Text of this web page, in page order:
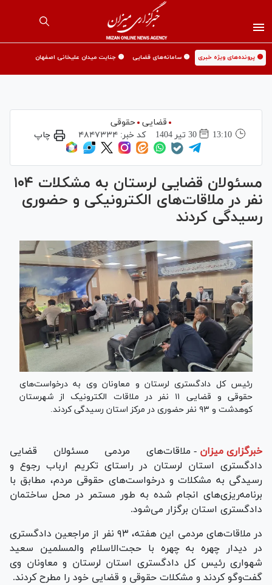
🟡 پرونده‌های ویژه خبری 🟡 سامانه‌های قضایی 🟡 جنایت میدان علیخانی اصفهان
قضایی حقوقی
13:10
30 تير 1404 کد خبر: ۴۸۴۷۳۳۴ چاپ
مسئولان قضایی لرستان به مشکلات ۱۰۴
نفر در ملاقات‌های الکترونیکی و حضوری
رسیدگی کردند
رئیس کل دادگستری لرستان و معاونان وی به درخواست‌های
حقوقی و قضایی ۱۱ نفر در ملاقات الکترونیک از شهرستان
کوهدشت و ۹۳ نفر حضوری در مرکز استان رسیدگی کردند.
خبرگزاری میزان - ملاقات‌های مردمی مسئولان قضایی
دادگستری استان لرستان در راستای تکریم ارباب رجوع و
رسیدگی به مشکلات و درخواست‌های حقوقی مردم، مطابق با
برنامه‌ریزی‌های انجام شده به طور مستمر در محل ساختمان
دادگستری استان برگزار می‌شود.
در ملاقات‌های مردمی این هفته، ۹۳ نفر از مراجعین دادگستری
در دیدار چهره به چهره با حجت‌الاسلام والمسلمین سعید
شهواری رئیس کل دادگستری استان لرستان و معاونان وی
گفت‌و‌گو کردند و مشکلات حقوقی و قضایی خود را مطرح کردند.